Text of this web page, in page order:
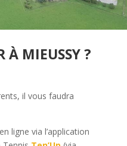
À MIEUSSY ?
il vous faudra
ligne via l’application